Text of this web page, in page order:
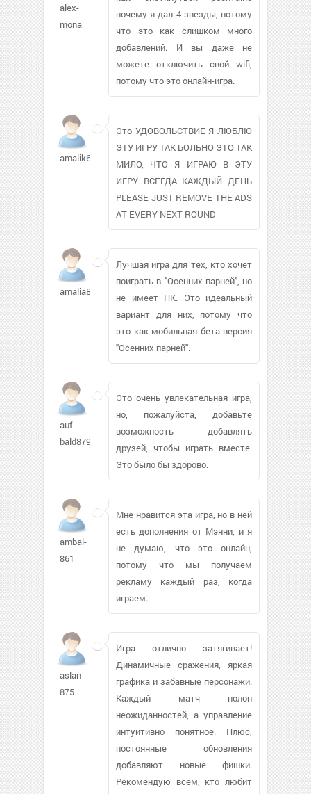
alex-
mona
почему я дал 4 звезды, потому
что это как слишком много
добавлений. И вы даже не
можете отключить свой wifi,
потому что это онлайн-игра.
amalik616
Это УДОВОЛЬСТВИЕ Я ЛЮБЛЮ
ЭТУ ИГРУ ТАК БОЛЬНО ЭТО ТАК
МИЛО, ЧТО Я ИГРАЮ В ЭТУ
ИГРУ ВСЕГДА КАЖДЫЙ ДЕНЬ
PLEASE JUST REMOVE THE ADS
AT EVERY NEXT ROUND
amalia88788
Лучшая игра для тех, кто хочет
поиграть в "Осенних парней", но
не имеет ПК. Это идеальный
вариант для них, потому что
это как мобильная бета-версия
"Осенних парней".
auf-
bald879
Это очень увлекательная игра,
но, пожалуйста, добавьте
возможность добавлять
друзей, чтобы играть вместе.
Это было бы здорово.
ambal-
861
Мне нравится эта игра, но в ней
есть дополнения от Мэнни, и я
не думаю, что это онлайн,
потому что мы получаем
рекламу каждый раз, когда
играем.
aslan-
875
Игра отлично затягивает!
Динамичные сражения, яркая
графика и забавные персонажи.
Каждый матч полон
неожиданностей, а управление
интуитивно понятное. Плюс,
постоянные обновления
добавляют новые фишки.
Рекомендую всем, кто любит